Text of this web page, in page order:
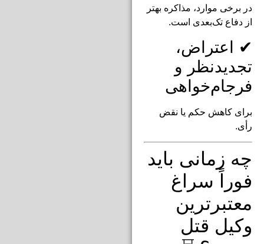
در برخی موارد، مذاکره بهتر
از دفاع تک‌بعدی است.
✔ اعتراض،
تجدیدنظر و
فرجام‌خواهی
برای کاهش حکم یا نقض
رأی.
چه زمانی باید
فوراً سراغ
معتبرترین
وکیل قتل